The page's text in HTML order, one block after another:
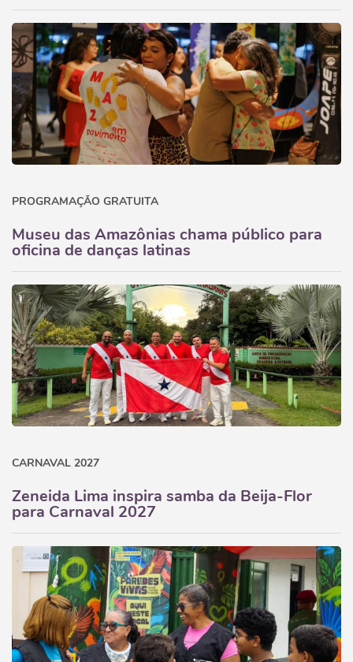
PROGRAMAÇÃO GRATUITA
Museu das Amazônias chama público para
oficina de danças latinas
CARNAVAL 2027
Zeneida Lima inspira samba da Beija-Flor
para Carnaval 2027